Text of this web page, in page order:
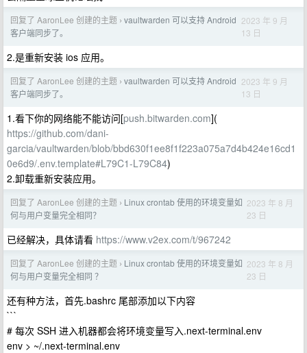
回复了 AaronLee 创建的主题 › vaultwarden 可以支持 Android
客户端同步了。
2023 年 9 月
13 日
2.是重新安装 ios 应用。
回复了 AaronLee 创建的主题 › vaultwarden 可以支持 Android
客户端同步了。
2023 年 9 月
13 日
1.看下你的网络能不能访问[push.bitwarden.com](
https://github.com/dani-
garcia/vaultwarden/blob/bbd630f1ee8f1f223a075a7d4b424e16cd1
0e6d9/.env.template#L79C1-L79C84)
2.卸载重新安装应用。
回复了 AaronLee 创建的主题 › Linux crontab 使用的环境变量如
何与用户变量完全相同？
2023 年 8 月
23 日
已经解决，具体请看 https://www.v2ex.com/t/967242
回复了 AaronLee 创建的主题 › Linux crontab 使用的环境变量如
何与用户变量完全相同 ？
2023 年 8 月
23 日
还有种方法，首先.bashrc 尾部添加以下内容
```
# 每次 SSH 进入机器都会将环境变量写入.next-terminal.env
env > ~/.next-terminal.env